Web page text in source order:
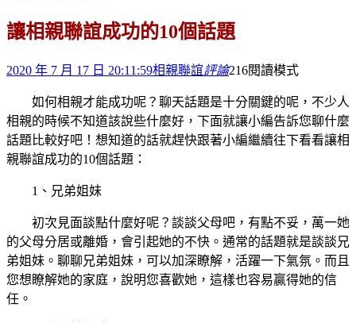
讓相親聯誼成功的10個話題
2020 年 7 月 17 日 20:11:59相親聯誼評論216閱讀模式
如何相親才能成功呢？聊天話題是十分關鍵的呢，不少人
相親的時候不知道該說些什麼好，下面就讓小編告訴您聊什麼
話題比較好吧！想知道的話就趕快跟著小編繼續往下看看讓相
親聯誼成功的10個話題：
1、兄弟姐妹
初次見面談點什麼好呢？談談父母吧，有點不妥，萬一她
的父母分居或離婚，會引起她的不快。通常的話題就是談談兄
弟姐妹。聊聊兄弟姐妹，可以加深瞭解，活躍一下氣氛。而且
您想瞭解她的家庭，說明您喜歡她，這樣也容易贏得她的信
任。